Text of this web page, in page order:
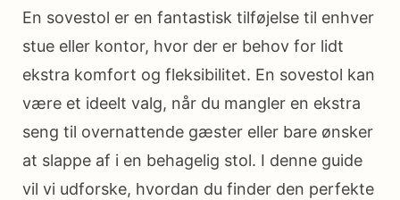
En sovestol er en fantastisk tilføjelse til enhver
stue eller kontor, hvor der er behov for lidt
ekstra komfort og fleksibilitet. En sovestol kan
være et ideelt valg, når du mangler en ekstra
seng til overnattende gæster eller bare ønsker
at slappe af i en behagelig stol. I denne guide
vil vi udforske, hvordan du finder den perfekte